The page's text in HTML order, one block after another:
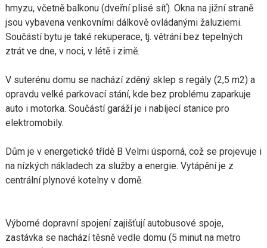
hmyzu, včetně balkonu (dveřní plisé síť). Okna na jižní straně
jsou vybavena venkovními dálkově ovládanými žaluziemi.
Součástí bytu je také rekuperace, tj. větrání bez tepelných
ztrát ve dne, v noci, v létě i zimě.
V suterénu domu se nachází zděný sklep s regály (2,5 m2) a
opravdu velké parkovací stání, kde bez problému zaparkuje
auto i motorka. Součástí garáží je i nabíjecí stanice pro
elektromobily.
Dům je v energetické třídě B Velmi úsporná, což se projevuje i
na nízkých nákladech za služby a energie. Vytápění je z
centrální plynové kotelny v domě.
Výborné dopravní spojení zajišťují autobusové spoje,
zastávka se nachází těsně vedle domu (5 minut na metro